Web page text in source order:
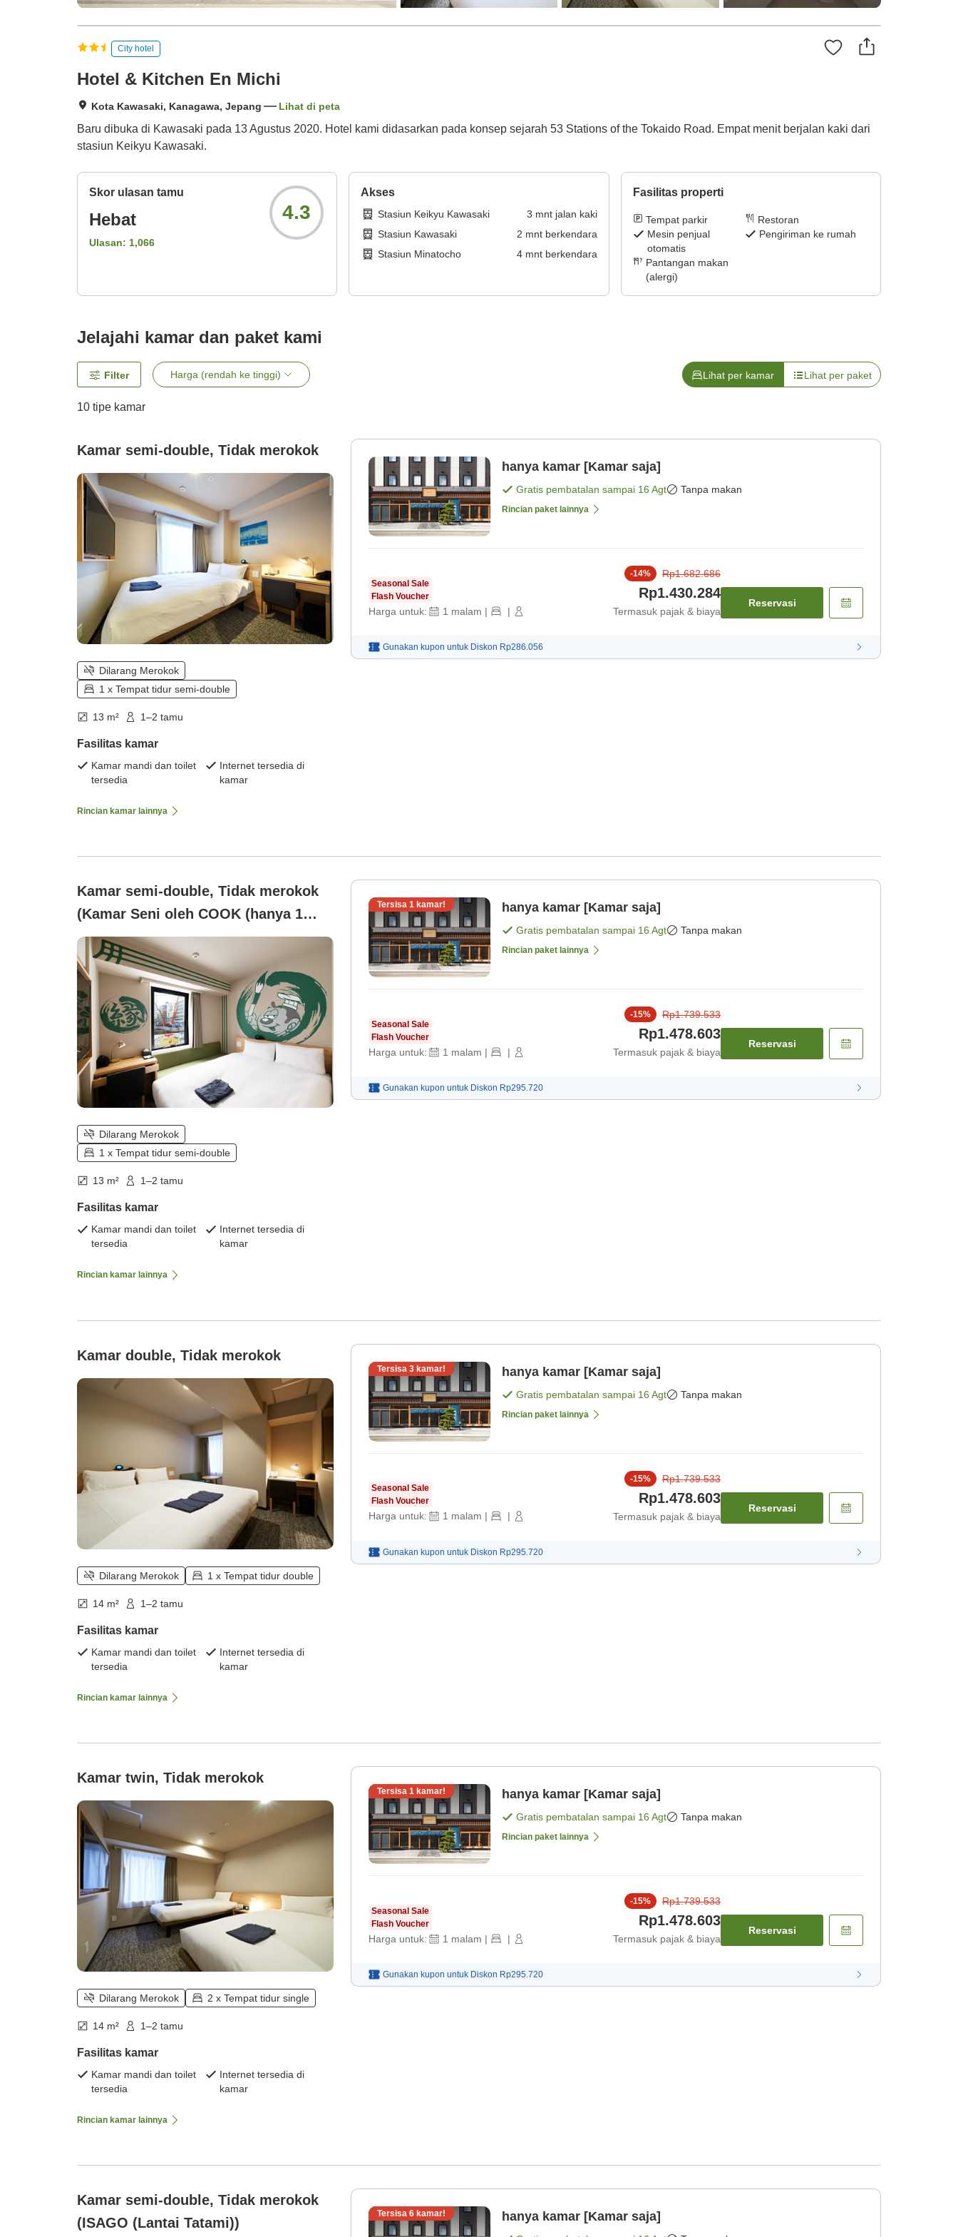
City hotel
Hotel & Kitchen En Michi
Kota Kawasaki, Kanagawa, Jepang Lihat di peta
Baru dibuka di Kawasaki pada 13 Agustus 2020. Hotel kami didasarkan pada konsep sejarah 53 Stations of the Tokaido Road. Empat menit berjalan kaki dari
stasiun Keikyu Kawasaki.
Skor ulasan tamu
Hebat
Ulasan: 1,066
4.3
Akses
Stasiun Keikyu Kawasaki 3 mnt jalan kaki
Stasiun Kawasaki
2 mnt berkendara
Stasiun Minatocho
4mnt berkendara
Fasilitas properti
Tempat parkir
Restoran
Mesin penjual
otomatis
Pengiriman ke rumah
Pantangan makan
(alergi)
Jelajahi kamar dan paket kami
Filter Harga (rendah ke tinggi) Lihat per kamar Lihat per paket
10 tipe kamar
Kamar semi-double, Tidak merokok
Dilarang Merokok
1 x Tempat tidur semi-double
13 m² 1–2 tamu
Fasilitas kamar
Kamar mandi dan toilet
tersedia
Internet tersedia di
kamar
Rincian kamar lainnya
hanya kamar [Kamar saja]
Gratis pembatalan sampai 16 Agt Tanpa makan
Rincian paket lainnya
Seasonal Sale
Flash Voucher
Harga untuk: 1 malam | |
-14% Rp1.682.686
Rp1.430.284
Termasuk pajak & biaya
Reservasi
Gunakan kupon untuk Diskon Rp286.056
Kamar semi-double, Tidak merokok
(Kamar Seni oleh COOK (hanya 1
kamar))
Dilarang Merokok
1 x Tempat tidur semi-double
13 m² 1–2 tamu
Fasilitas kamar
Kamar mandi dan toilet
tersedia
Internet tersedia di
kamar
Rincian kamar lainnya
Tersisa 1 kamar! hanya kamar [Kamar saja]
Gratis pembatalan sampai 16 Agt Tanpa makan
Rincian paket lainnya
Seasonal Sale
Flash Voucher
Harga untuk: 1 malam | |
-15% Rp1.739.533
Rp1.478.603
Termasuk pajak & biaya
Reservasi
Gunakan kupon untuk Diskon Rp295.720
Kamar double, Tidak merokok
Dilarang Merokok 1 x Tempat tidur double
14 m² 1–2 tamu
Fasilitas kamar
Kamar mandi dan toilet
tersedia
Internet tersedia di
kamar
Rincian kamar lainnya
Tersisa 3 kamar! hanya kamar [Kamar saja]
Gratis pembatalan sampai 16 Agt Tanpa makan
Rincian paket lainnya
Seasonal Sale
Flash Voucher
Harga untuk: 1 malam | |
-15% Rp1.739.533
Rp1.478.603
Termasuk pajak & biaya
Reservasi
Gunakan kupon untuk Diskon Rp295.720
Kamar twin, Tidak merokok
Dilarang Merokok 2 x Tempat tidur single
14 m² 1–2 tamu
Fasilitas kamar
Kamar mandi dan toilet
tersedia
Internet tersedia di
kamar
Rincian kamar lainnya
Tersisa 1 kamar! hanya kamar [Kamar saja]
Gratis pembatalan sampai 16 Agt Tanpa makan
Rincian paket lainnya
Seasonal Sale
Flash Voucher
Harga untuk: 1 malam | |
-15% Rp1.739.533
Rp1.478.603
Termasuk pajak & biaya
Reservasi
Gunakan kupon untuk Diskon Rp295.720
Kamar semi-double, Tidak merokok
(ISAGO (Lantai Tatami))
Tersisa 6 kamar! hanya kamar [Kamar saja]